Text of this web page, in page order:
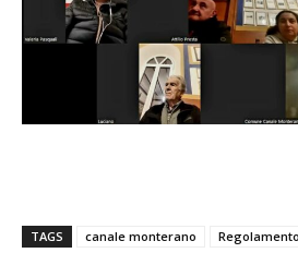
TAGS canale monterano